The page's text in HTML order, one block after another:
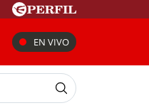
EN VIVO